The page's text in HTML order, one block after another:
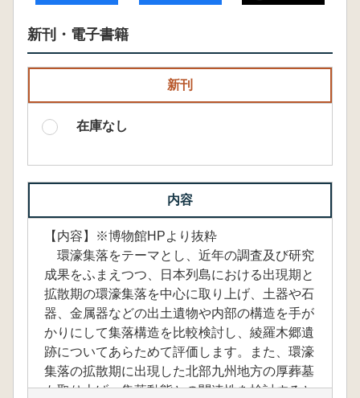
新刊・電子書籍
新刊
在庫なし
内容
【内容】※博物館HPより抜粋
環濠集落をテーマとし、近年の調査及び研究
成果をふまえつつ、日本列島における出現期と
拡散期の環濠集落を中心に取り上げ、土器や石
器、金属器などの出土遺物や内部の構造を手が
かりにして集落構造を比較検討し、綾羅木郷遺
跡についてあらためて評価します。また、環濠
集落の拡散期に出現した北部九州地方の厚葬墓
も取り上げ、集落動態との関連性を検討すると